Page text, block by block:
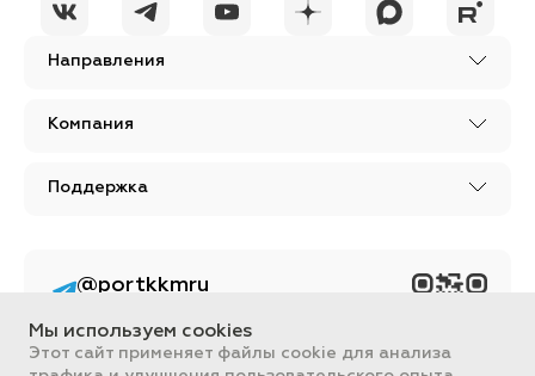
Направления
Компания
Поддержка
@portkkmru
контент PORT - бизнес
портал
Мы используем cookies
Этот сайт применяет файлы cookie для анализа